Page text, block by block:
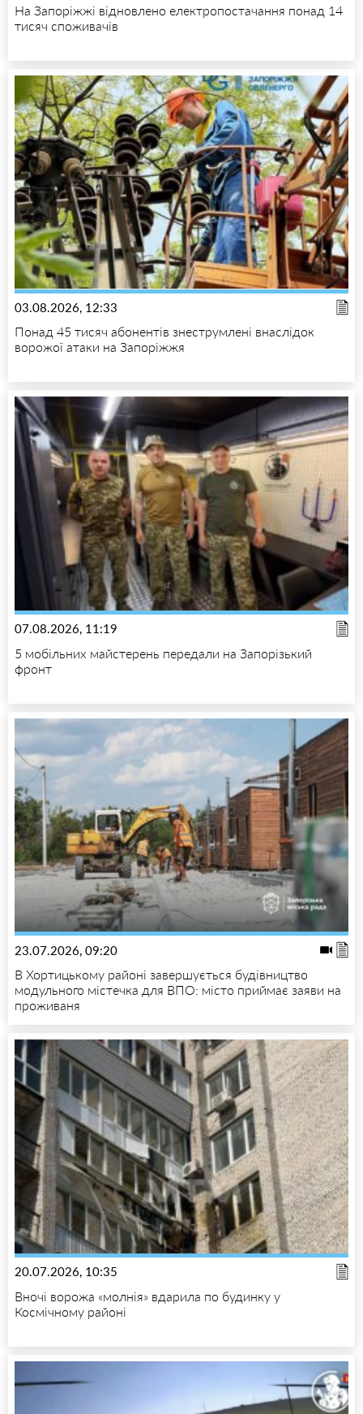
На Запоріжжі відновлено електропостачання понад 14
тисяч споживачів
03.08.2026, 12:33
Понад 45 тисяч абонентів знеструмлені внаслідок
ворожої атаки на Запоріжжя
07.08.2026, 11:19
5 мобільних майстерень передали на Запорізький
фронт
23.07.2026, 09:20
В Хортицькому районі завершується будівництво
модульного містечка для ВПО: місто приймає заяви на
проживаня
20.07.2026, 10:35
Вночі ворожа «молнія» вдарила по будинку у
Космічному районі